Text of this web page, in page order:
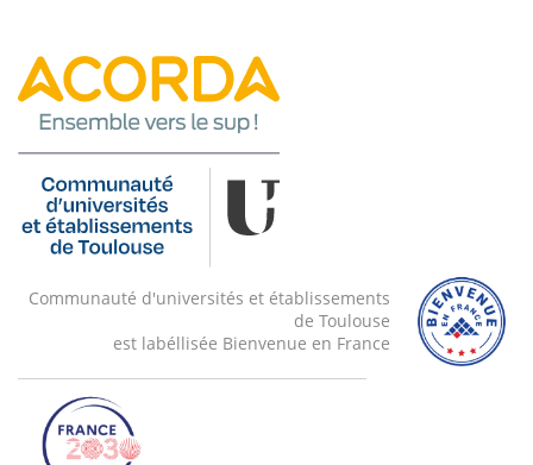
Communauté d'universités et établissements
de Toulouse
est labéllisée Bienvenue en France